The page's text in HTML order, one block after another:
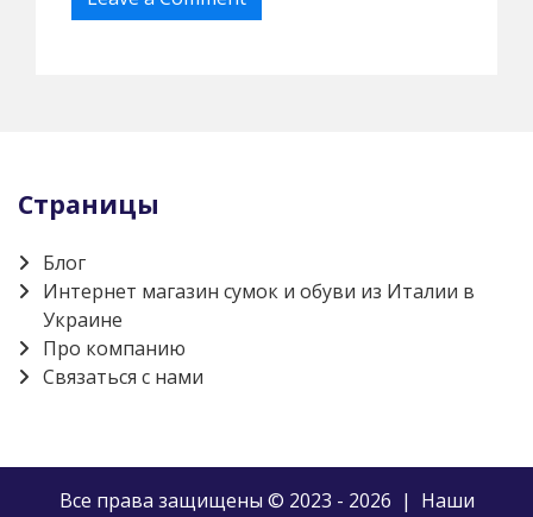
Страницы
Блог
Интернет магазин сумок и обуви из Италии в
Украине
Про компанию
Связаться с нами
Все права защищены © 2023 - 2026 | Наши